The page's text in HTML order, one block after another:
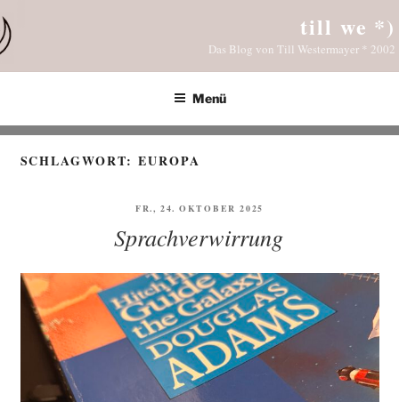
Inhalt
springen
till we *)
Das Blog von Till Westermayer * 2002
Menü
SCHLAGWORT:EUROPA
VERÖFFENTLICHT
FR., 24. OKTOBER 2025
Sprachverwirrung